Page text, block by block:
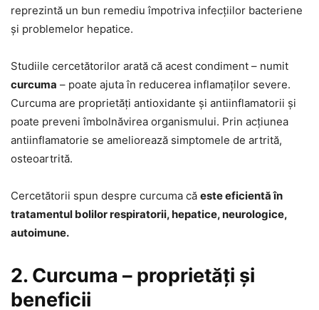
reprezintă un bun remediu împotriva infecțiilor bacteriene
și problemelor hepatice.
Studiile cercetătorilor arată că acest condiment – numit
curcuma – poate ajuta în reducerea inflamaților severe.
Curcuma are proprietăți antioxidante și antiinflamatorii și
poate preveni îmbolnăvirea organismului. Prin acțiunea
antiinflamatorie se ameliorează simptomele de artrită,
osteoartrită.
Cercetătorii spun despre curcuma că este eficientă în
tratamentul bolilor respiratorii, hepatice, neurologice,
autoimune.
2. Curcuma – proprietăți și
beneficii